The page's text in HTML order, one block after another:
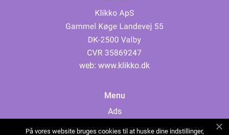
web: www.klikko.dk
Menu
Ads
På vores website bruges cookies til at huske dine indstillinger,